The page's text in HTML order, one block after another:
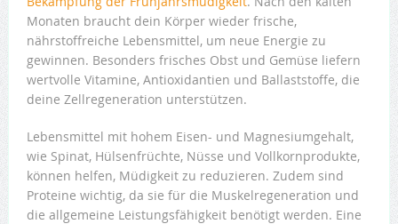
Monaten braucht dein Körper wieder frische,
nährstoffreiche Lebensmittel, um neue Energie zu
gewinnen. Besonders frisches Obst und Gemüse liefern
wertvolle Vitamine, Antioxidantien und Ballaststoffe, die
deine Zellregeneration unterstützen.
Lebensmittel mit hohem Eisen- und Magnesiumgehalt,
wie Spinat, Hülsenfrüchte, Nüsse und Vollkornprodukte,
können helfen, Müdigkeit zu reduzieren. Zudem sind
Proteine wichtig, da sie für die Muskelregeneration und
die allgemeine Leistungsfähigkeit benötigt werden. Eine